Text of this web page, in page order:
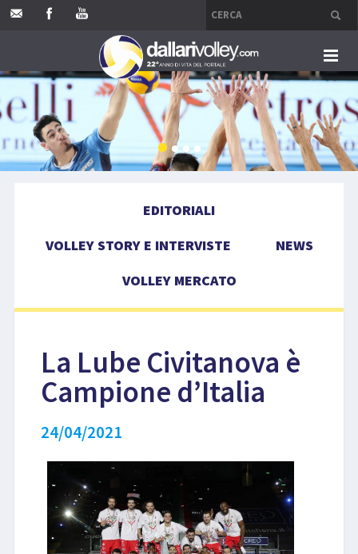
HOME
EDITORIALI
VOLLEY MERCATO
COMPETIZIONI
EVENTI
LIBRI
EDITORIALI
VOLLEY STORY E INTERVISTE
NEWS
VOLLEY MERCATO
La Lube Civitanova è
Campione d’Italia
24/04/2021